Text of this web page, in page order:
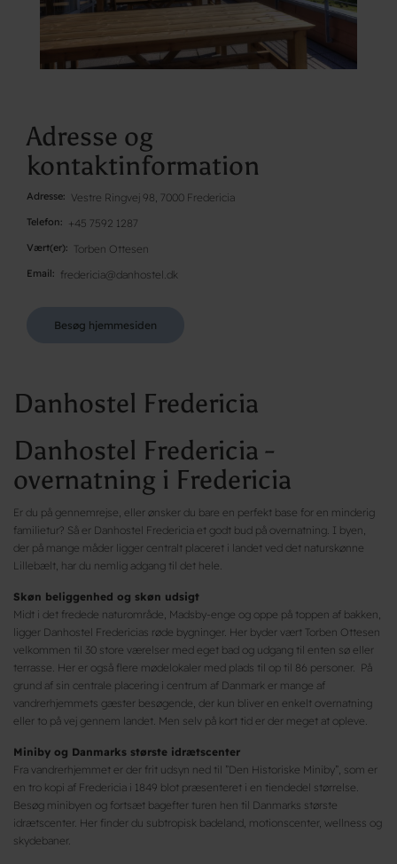
Adresse og
kontaktinformation
Adresse Vestre Ringvej 98, 7000 Fredericia
Telefon +45 7592 1287
Vært(er) Torben Ottesen
Email fredericia@danhostel.dk
Besøg hjemmesiden
Danhostel Fredericia
Danhostel Fredericia -
overnatning i Fredericia
Er du på gennemrejse, eller ønsker du bare en perfekt base for en minderig
familietur? Så er Danhostel Fredericia et godt bud på overnatning. I byen,
der på mange måder ligger centralt placeret i landet ved det naturskønne
Lillebælt, har du nemlig adgang til det hele.
Skøn beliggenhed og skøn udsigt
Midt i det fredede naturområde, Madsby-enge og oppe på toppen af bakken,
ligger Danhostel Fredericias røde bygninger. Her byder vært Torben Ottesen
velkommen til 30 store værelser med eget bad og udgang til enten sø eller
terrasse. Her er også flere mødelokaler med plads til op til 86 personer. På
grund af sin centrale placering i centrum af Danmark er mange af
vandrerhjemmets gæster besøgende, der kun bliver en enkelt overnatning
eller to på vej gennem landet. Men selv på kort tid er der meget at opleve.
Miniby og Danmarks største idrætscenter
Fra vandrerhjemmet er der frit udsyn ned til ”Den Historiske Miniby”, som er
en tro kopi af Fredericia i 1849 blot præsenteret i en tiendedel størrelse.
Besøg minibyen og fortsæt bagefter turen hen til Danmarks største
idrætscenter. Her finder du subtropisk badeland, motionscenter, wellness og
skydebaner.